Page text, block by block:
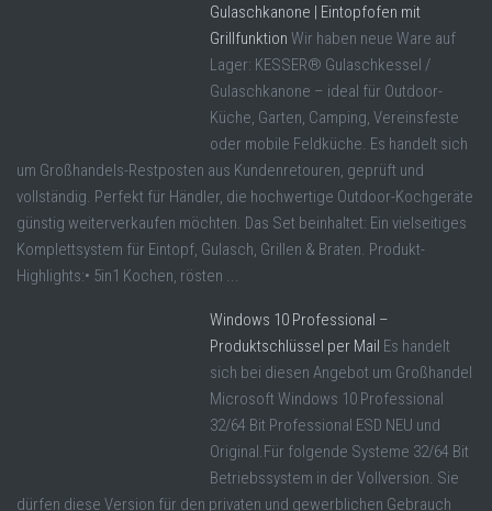
Gulaschkanone | Eintopfofen mit
Grillfunktion Wir haben neue Ware auf
Lager: KESSER® Gulaschkessel /
Gulaschkanone – ideal für Outdoor-
Küche, Garten, Camping, Vereinsfeste
oder mobile Feldküche. Es handelt sich
um Großhandels-Restposten aus Kundenretouren, geprüft und
vollständig. Perfekt für Händler, die hochwertige Outdoor-Kochgeräte
günstig weiterverkaufen möchten. Das Set beinhaltet: Ein vielseitiges
Komplettsystem für Eintopf, Gulasch, Grillen & Braten. Produkt-
Highlights:• 5in1 Kochen, rösten ...
Windows 10 Professional –
Produktschlüssel per Mail Es handelt
sich bei diesen Angebot um Großhandel
Microsoft Windows 10 Professional
32/64 Bit Professional ESD NEU und
Original.Für folgende Systeme 32/64 Bit
Betriebssystem in der Vollversion. Sie
dürfen diese Version für den privaten und gewerblichen Gebrauch